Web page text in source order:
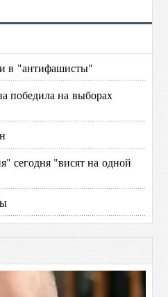
в "антифашисты"
победила на выборах
сегодня "висят на одной